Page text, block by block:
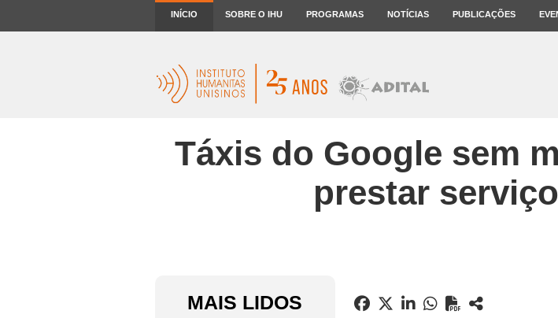
INÍCIO SOBRE O IHU PROGRAMAS NOTÍCIAS PUBLICAÇÕES
Táxis do Google sem
prestar
MAIS LIDOS